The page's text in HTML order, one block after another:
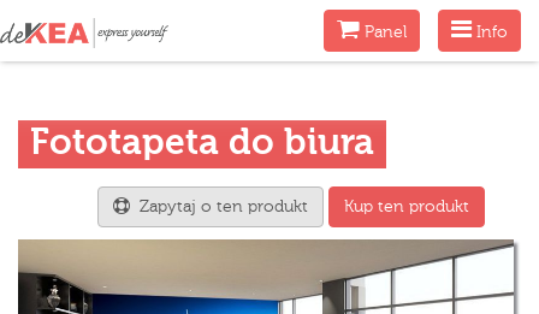
Menu
Info
MenuPanel
Fototapeta do biura
Zapytaj o ten produkt Kup ten produkt